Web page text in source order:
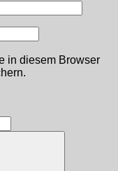
in diesem Browser